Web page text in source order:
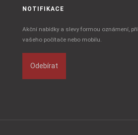
NOTIFIKACE
Akční nabídky a slevy formou oznámení,
vašeho počítače nebo mobilu.
Odebírat